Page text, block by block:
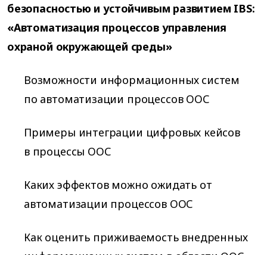
безопасностью и устойчивым развитием IBS:
«Автоматизация процессов управления
охраной окружающей среды»
Возможности информационных систем
по автоматизации процессов ООС
Примеры интеграции цифровых кейсов
в процессы ООС
Каких эффектов можно ожидать от
автоматизации процессов ООС
Как оценить приживаемость внедренных